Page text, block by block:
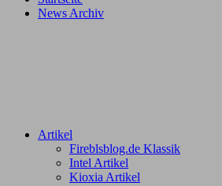
News Archiv
Artikel
Fireblsblog.de Klassik
Intel Artikel
Kioxia Artikel